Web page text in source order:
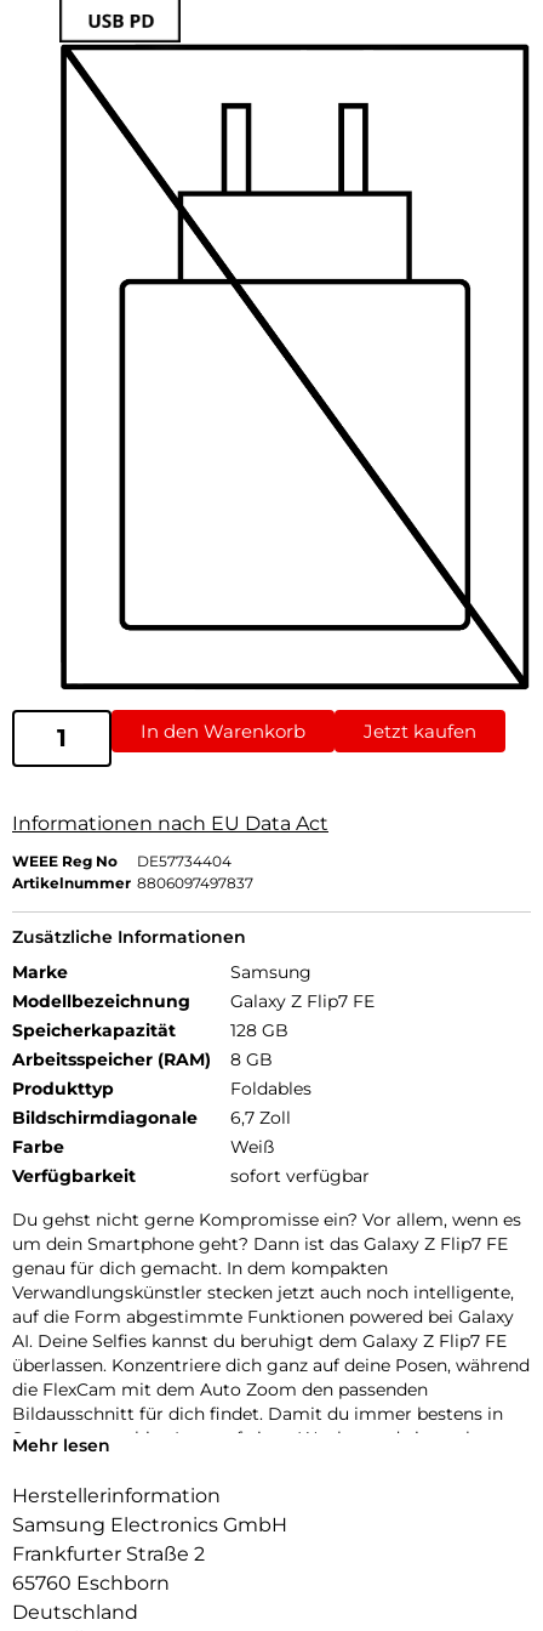
In den Warenkorb Jetzt kaufen
Informationen nach EU Data Act
WEEE Reg No
DE57734404
Artikelnummer 8806097497837
Zusätzliche Informationen
Marke
Samsung
Modellbezeichnung
Galaxy Z Flip7 FE
Speicherkapazität
128 GB
Arbeitsspeicher (RAM)
8 GB
Produkttyp
Foldables
Bildschirmdiagonale
6,7 Zoll
Farbe
Weiß
Verfügbarkeit
sofort verfügbar
Du gehst nicht gerne Kompromisse ein? Vor allem, wenn es
um dein Smartphone geht? Dann ist das Galaxy Z Flip7 FE
genau für dich gemacht. In dem kompakten
Verwandlungskünstler stecken jetzt auch noch intelligente,
auf die Form abgestimmte Funktionen powered bei Galaxy
AI. Deine Selfies kannst du beruhigt dem Galaxy Z Flip7 FE
überlassen. Konzentriere dich ganz auf deine Posen, während
die FlexCam mit dem Auto Zoom den passenden
Bildausschnitt für dich findet. Damit du immer bestens in
Szene gesetzt bist. Lust auf einen Wochenendtrip nach
Sprachbarrieren überwinden und mühelos mit Menschen auf
anwinkeln und die Übersetzung auf dem Hauptdisplay
verfolgen, während dein Gegenüber bequem auf dem
Frontdisplay mitlesen kann. Ob auf dem Open-Air-Festival,
im Freizeitpark oder beim Chillen am See: Das robuste,
Mehr lesen
Herstellerinformation
Samsung Electronics GmbH
Frankfurter Straße 2
65760 Eschborn
Deutschland